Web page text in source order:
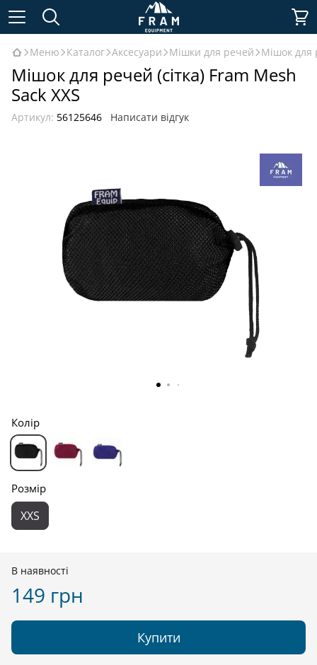
Меню Каталог Аксесуари Мішки для речей Мішок для
Мішок для речей (сітка) Fram Mesh
Sack XXS
Артикул: 56125646 Написати відгук
Колір
Розмір
XXS
В наявності
149 грн
Купити